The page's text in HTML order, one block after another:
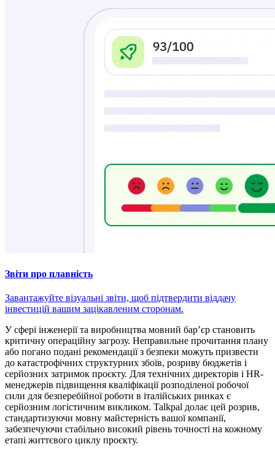
Звіти про плавність
Завантажуйте візуальні звіти, щоб підтвердити віддачу
інвестицій вашим зацікавленим сторонам.
У сфері інженерії та виробництва мовний бар’єр становить
критичну операційну загрозу. Неправильне прочитання плану
або погано подані рекомендації з безпеки можуть призвести
до катастрофічних структурних збоїв, розриву бюджетів і
серйозних затримок проєкту. Для технічних директорів і HR-
менеджерів підвищення кваліфікації розподіленої робочої
сили для безперебійної роботи в італійських ринках є
серйозним логістичним викликом. Talkpal долає цей розрив,
стандартизуючи мовну майстерність вашої компанії,
забезпечуючи стабільно високий рівень точності на кожному
етапі життєвого циклу проєкту.